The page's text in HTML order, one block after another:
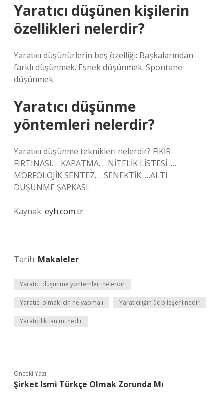
Yaratıcı düşünen kişilerin
özellikleri nelerdir?
Yaratıcı düşünürlerin beş özelliği: Başkalarından
farklı düşünmek. Esnek düşünmek. Spontane
düşünmek.
Yaratıcı düşünme
yöntemleri nelerdir?
Yaratıcı düşünme teknikleri nelerdir? FİKİR
FIRTINASI. …KAPATMA. …NİTELİK LİSTESİ. …
MORFOLOJİK SENTEZ. …SENEKTİK. …ALTI
DÜŞÜNME ŞAPKASI.
Kaynak: eyh.com.tr
Tarih: Makaleler
Yaratıcı düşünme yöntemleri nelerdir
Yaratıcı olmak için ne yapmalı Yaratıcılığın üç bileşeni nedir
Yaratıcılık tanımı nedir
Önceki Yazı
Şirket Ismi Türkçe Olmak Zorunda Mı